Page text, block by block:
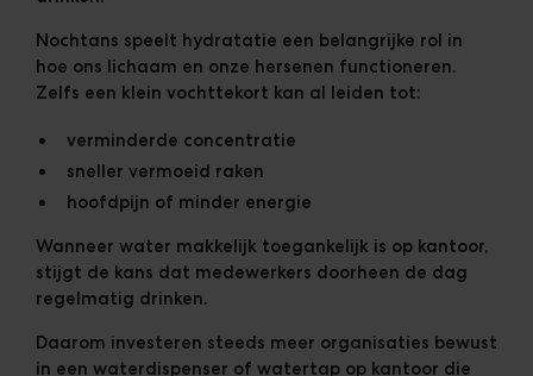
Nochtans speelt hydratatie een belangrijke rol in
hoe ons lichaam en onze hersenen functioneren.
Zelfs een klein vochttekort kan al leiden tot:
verminderde concentratie
sneller vermoeid raken
hoofdpijn of minder energie
Wanneer water makkelijk toegankelijk is op kantoor,
stijgt de kans dat medewerkers doorheen de dag
regelmatig drinken.
Daarom investeren steeds meer organisaties bewust
in een waterdispenser of watertap op kantoor die